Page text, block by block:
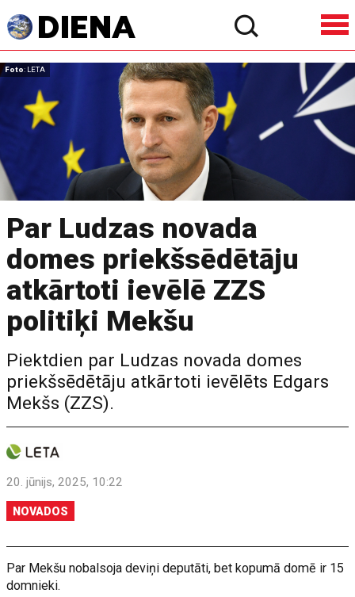
Foto: LETA
Par Ludzas novada
domes priekšsēdētāju
atkārtoti ievēlē ZZS
politiķi Mekšu
Piektdien par Ludzas novada domes
priekšsēdētāju atkārtoti ievēlēts Edgars
Mekšs (ZZS).
20. jūnijs, 2025, 10:22
NOVADOS
Par Mekšu nobalsoja deviņi deputāti, bet kopumā domē ir 15
domnieki.